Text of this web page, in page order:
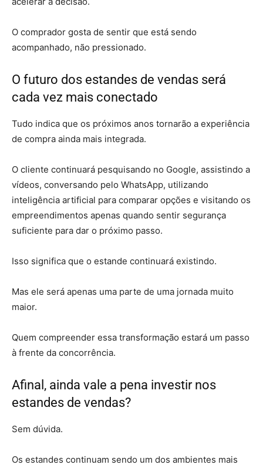
O comprador gosta de sentir que está sendo
acompanhado, não pressionado.
O futuro dos estandes de vendas será
cada vez mais conectado
Tudo indica que os próximos anos tornarão a experiência
de compra ainda mais integrada.
O cliente continuará pesquisando no Google, assistindo a
vídeos, conversando pelo WhatsApp, utilizando
inteligência artificial para comparar opções e visitando os
empreendimentos apenas quando sentir segurança
suficiente para dar o próximo passo.
Isso significa que o estande continuará existindo.
Mas ele será apenas uma parte de uma jornada muito
maior.
Quem compreender essa transformação estará um passo
à frente da concorrência.
Afinal, ainda vale a pena investir nos
estandes de vendas?
Sem dúvida.
Os estandes continuam sendo um dos ambientes mais